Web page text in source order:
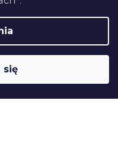
się
plików cookie